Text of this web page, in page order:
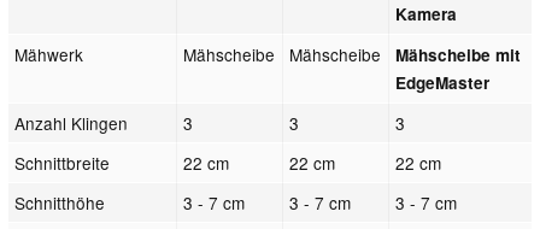
Kamera
Mähwerk Mähscheibe Mähscheibe
Mähscheibe mit
EdgeMaster
Anzahl Klingen 3 3
3
Schnittbreite
22 cm 22 cm
22 cm
Schnitthöhe
3 - 7 cm 3 - 7 cm
3 - 7 cm